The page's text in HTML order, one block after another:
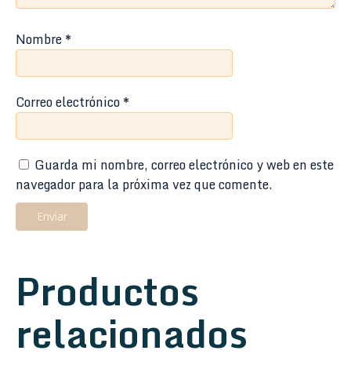
Nombre*
Correo electrónico*
Guarda mi nombre, correo electrónico y web en este
navegador para la próxima vez que comente.
Productos
relacionados